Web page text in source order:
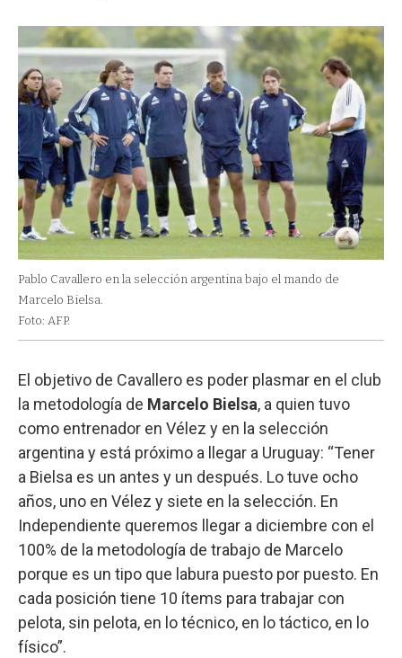
Pablo Cavallero en la selección argentina bajo el mando de
Marcelo Bielsa.
Foto: AFP.
El objetivo de Cavallero es poder plasmar en el club
la metodología de Marcelo Bielsa, a quien tuvo
como entrenador en Vélez y en la selección
argentina y está próximo a llegar a Uruguay: “Tener
a Bielsa es un antes y un después. Lo tuve ocho
años, uno en Vélez y siete en la selección. En
Independiente queremos llegar a diciembre con el
100% de la metodología de trabajo de Marcelo
porque es un tipo que labura puesto por puesto. En
cada posición tiene 10 ítems para trabajar con
pelota, sin pelota, en lo técnico, en lo táctico, en lo
físico”.